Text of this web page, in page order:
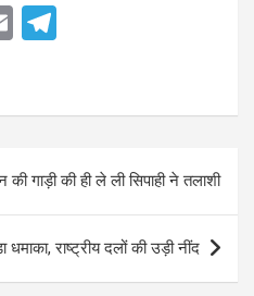
E
i
l
e
g
r
a
m
गाड़ी की ही ले ली सिपाही ने तलाशी
धमाका, राष्ट्रीय दलों की उड़ी नींद